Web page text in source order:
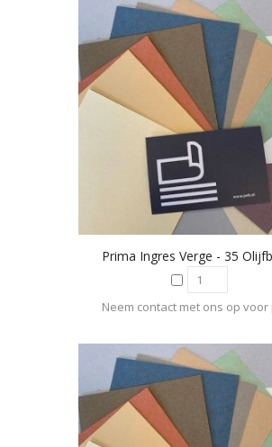
Prima Ingres Verge - 35
Neem contact met ons op voor